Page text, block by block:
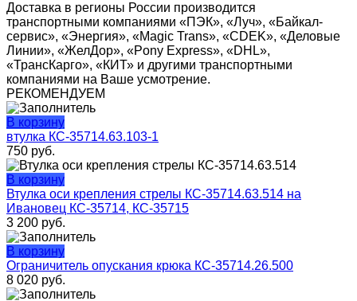
Доставка в регионы России производится
транспортными компаниями «ПЭК», «Луч», «Байкал-
сервис», «Энергия», «Magic Trans», «CDEK», «Деловые
Линии», «ЖелДор», «Pony Express», «DHL»,
«ТрансКарго», «КИТ» и другими транспортными
компаниями на Ваше усмотрение.
РЕКОМЕНДУЕМ
В корзину
втулка КС-35714.63.103-1
750 руб.
В корзину
Втулка оси крепления стрелы КС-35714.63.514 на
Ивановец КС-35714, КС-35715
3 200 руб.
В корзину
Ограничитель опускания крюка КС-35714.26.500
8 020 руб.